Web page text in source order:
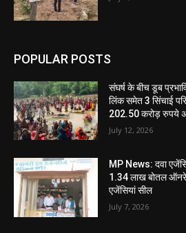
POPULAR POSTS
संघर्ष के बीच डूब
लिंक समेत 3 सिंचाई
202.50 करोड़ रुपये
July 12, 2026
MP News: दवा
1.34 लाख बोतल
एजेंसियां सील
July 7, 2026